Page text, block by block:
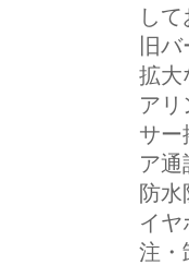
し
旧
拡大
ア
サー
ア
防
イ
注・